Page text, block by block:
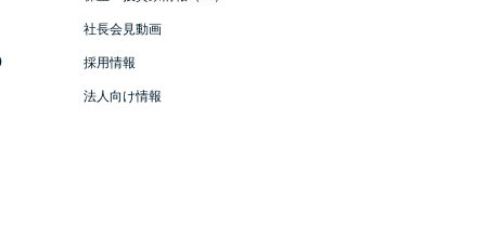
社長会見動画
採用情報
法人向け情報